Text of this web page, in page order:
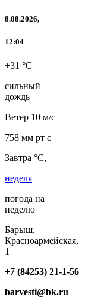
8.08.2026,
12:04
+31 °C
сильный
дождь
Ветер 10 м/с
758 мм рт с
Завтра °C,
неделя
погода на
неделю
Барыш,
Красноармейская,
1
+7 (84253) 21-1-56
barvesti@bk.ru